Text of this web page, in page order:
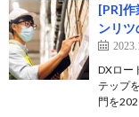
[PR]作
ンリ
DXロー
テップ
門を